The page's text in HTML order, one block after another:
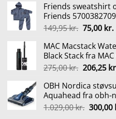
Friends sweatshirt
Friends
149,95kr. Den
pris
var:
149,95
75,00 kr.
MAC Macstack
Black Stack fra
275,00kr. Den
pris
var:
275,00
206,25
OBH Nordica
Aquahead fra obh-
1.029,00kr. Den
300,00